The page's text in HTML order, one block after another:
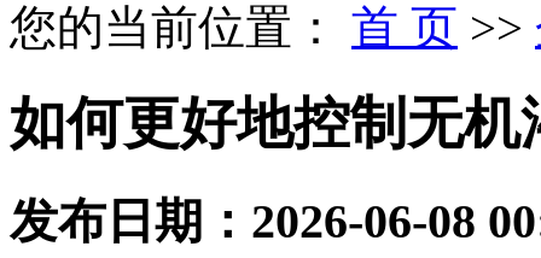
您的当前位置： 首 页 >>
如何更好地控制无
发布日期： 2026-06-08